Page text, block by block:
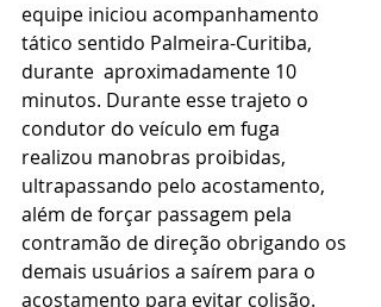
equipe iniciou acompanhamento
tático sentido Palmeira-Curitiba,
durante  aproximadamente 10
minutos. Durante esse trajeto o
condutor do veículo em fuga
realizou manobras proibidas,
ultrapassando pelo acostamento,
além de forçar passagem pela
contramão de direção obrigando os
demais usuários a saírem para o
acostamento para evitar colisão.